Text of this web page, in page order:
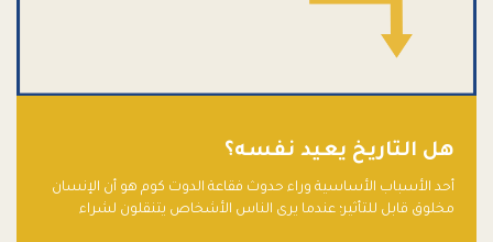
هل التاريخ يعيد نفسه؟
أحد الأسباب الأساسية وراء حدوث فقاعة الدوت كوم هو أن الإنسان
مخلوق قابل للتأثير؛ عندما يرى الناس الأشخاص يتنقلون لشراء